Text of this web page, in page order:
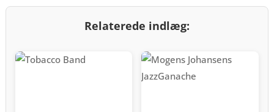
Relaterede indlæg: